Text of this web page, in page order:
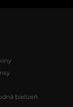
bielizeň